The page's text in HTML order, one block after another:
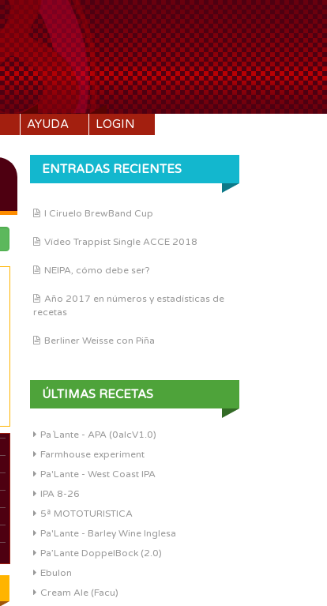
AYUDA LOGIN
ENTRADAS RECIENTES
I Ciruelo BrewBand Cup
Vídeo Trappist Single ACCE 2018
NEIPA, cómo debe ser?
Año 2017 en números y estadísticas de
recetas
Berliner Weisse con Piña
ÚLTIMAS RECETAS
Pa´Lante - APA (0alcV1.0)
Farmhouse experiment
Pa'Lante - West Coast IPA
IPA 8-26
5ª MOTOTURISTICA
Pa'Lante - Barley Wine Inglesa
Pa’Lante DoppelBock (2.0)
Ebulon
Cream Ale (Facu)